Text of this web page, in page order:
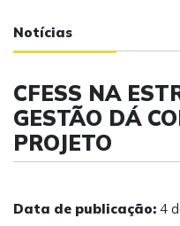
Notícias
CFESS NA
GESTÃO DÁ
PROJETO
Data de publicação: 4